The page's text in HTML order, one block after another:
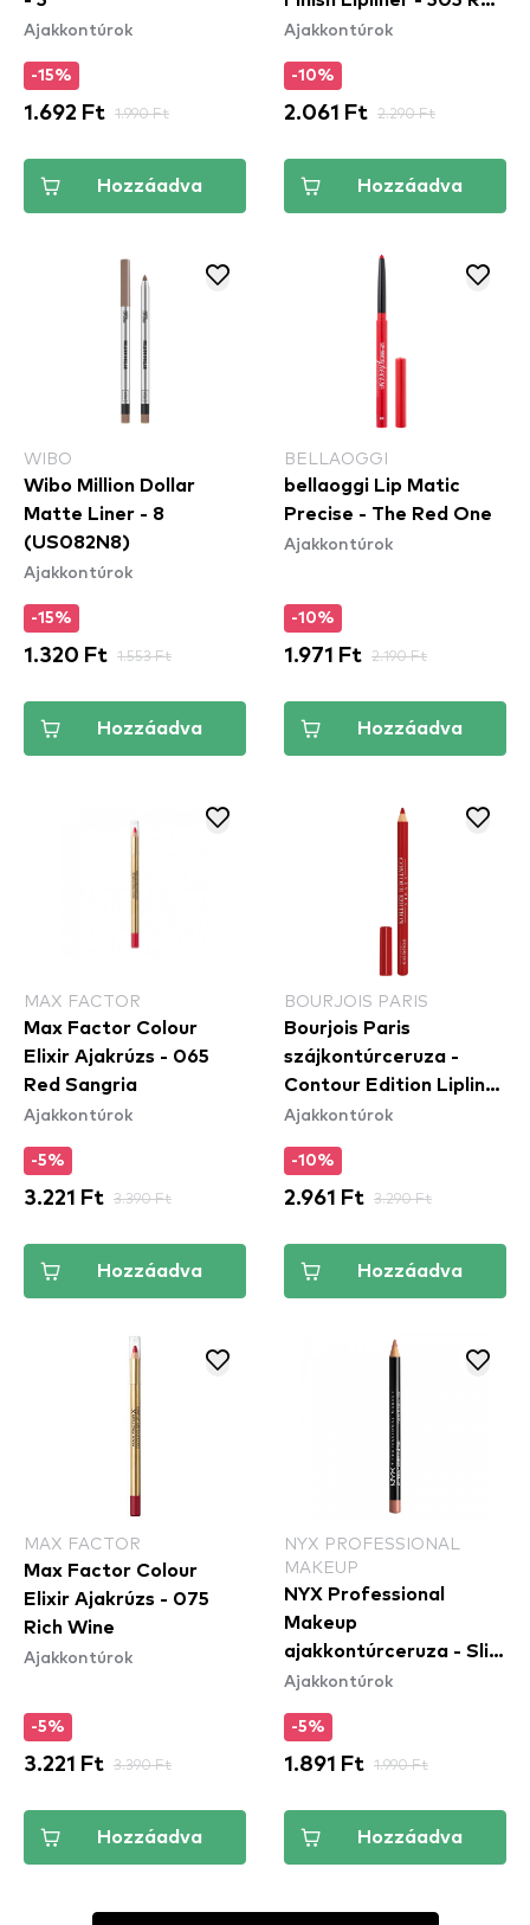
Ajakkontúrok
-15%
1.692 Ft 1.990 Ft
Hozzáadva
Dynamite
Ajakkontúrok
-10%
2.061 Ft 2.290 Ft
Hozzáadva
WIBO
Wibo Million Dollar
Matte Liner - 8
(US082N8)
Ajakkontúrok
-15%
1.320 Ft 1.553 Ft
Hozzáadva
BELLAOGGI
bellaoggi Lip Matic
Precise - The Red One
Ajakkontúrok
-10%
1.971 Ft 2.190 Ft
Hozzáadva
MAX FACTOR
Max Factor Colour
Elixir Ajakrúzs - 065
Red Sangria
Ajakkontúrok
-5%
3.221 Ft 3.390 Ft
Hozzáadva
BOURJOIS PARIS
Bourjois Paris
szájkontúrceruza -
Contour Edition Lipliner
- 07 Cherry Boom
Ajakkontúrok
-10%
2.961 Ft 3.290 Ft
Hozzáadva
MAX FACTOR
Max Factor Colour
Elixir Ajakrúzs - 075
Rich Wine
Ajakkontúrok
-5%
3.221 Ft 3.390 Ft
Hozzáadva
NYX PROFESSIONAL
MAKEUP
NYX Professional
Makeup
ajakkontúrceruza - Slim
Lip Pencil – Peekaboo
Ajakkontúrok
-5%
1.891 Ft 1.990 Ft
Hozzáadva